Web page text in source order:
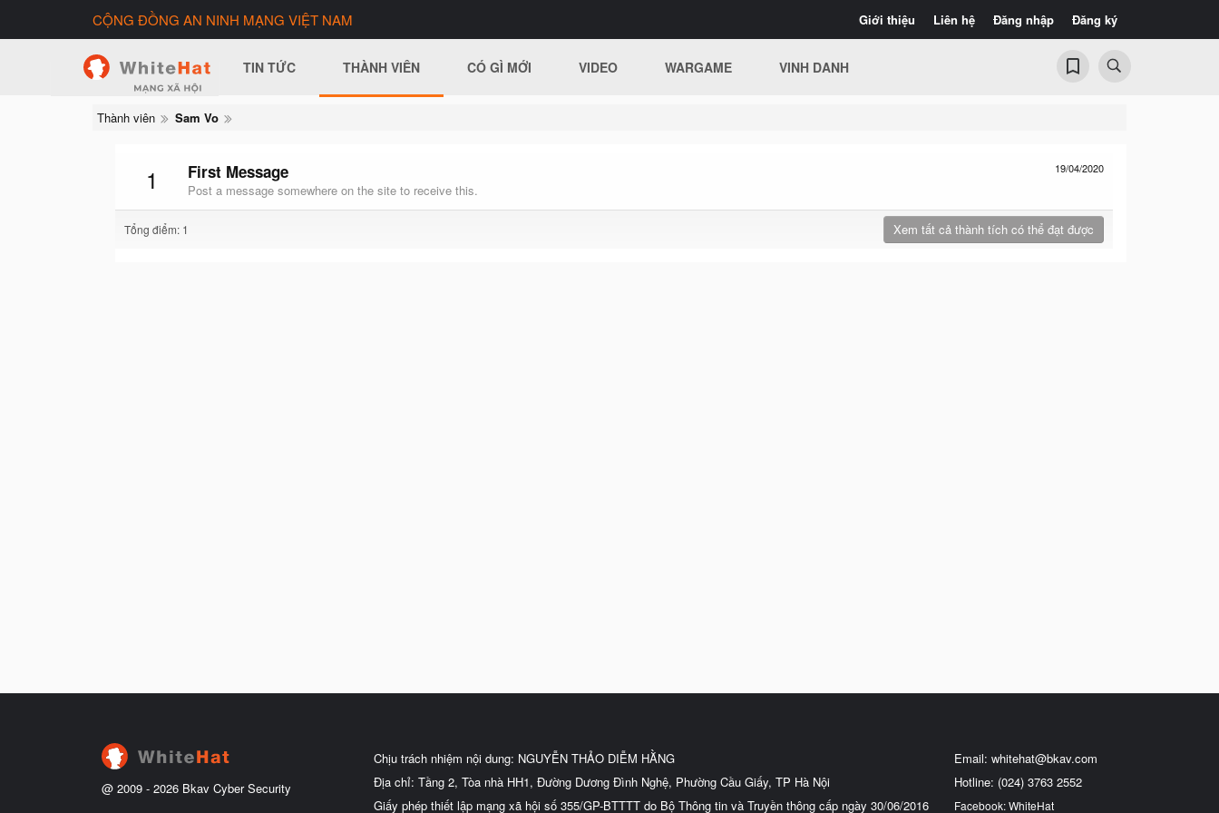
Giới thiệu Liên hệ Đăng nhập Đăng ký
CỘNG ĐỒNG AN NINH MẠNG VIỆT NAM
TIN TỨC THÀNH VIÊN CÓ GÌ MỚI VIDEO WARGAME VINH DANH
Thành viên Sam Vo
1 19/04/2020
First Message
Post a message somewhere on the site to receive this.
Tổng điểm: 1 Xem tất cả thành tích có thể đạt được
@ 2009 - 2026 Bkav Cyber Security
Chịu trách nhiệm nội dung: NGUYỄN THẢO DIỄM HẰNG
Địa chỉ: Tầng 2, Tòa nhà HH1, Đường Dương Đình Nghệ, Phường Cầu Giấy, TP Hà Nội
Giấy phép thiết lập mạng xã hội số 355/GP-BTTTT do Bộ Thông tin và Truyền thông cấp ngày 30/06/2016
Email: whitehat@bkav.com
Hotline: (024) 3763 2552
Facebook: WhiteHat